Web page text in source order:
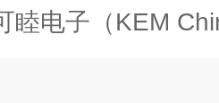
睦电子（KEM China）